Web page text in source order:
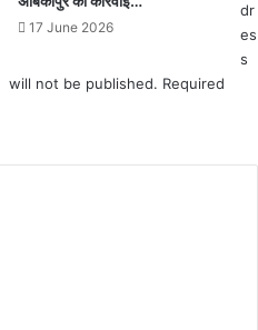
17 June 2026
dr
es
s
will not be published. Required